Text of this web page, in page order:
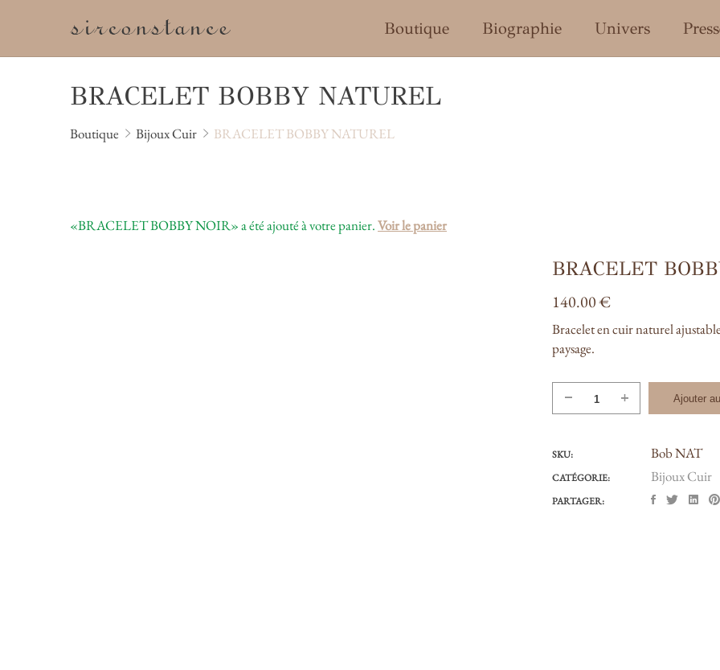
Boutique Biographie Univers
BRACELET BOBBY NATUREL
Boutique Bijoux Cuir BRACELET BOBBY NATUREL
«BRACELET BOBBY NOIR» a été ajouté à votre panier.Voir le panier
BRACELET
140.00€
Bracelet en cuir naturel
paysage.
quantité
de
NATUREL
Ajouter
SKU: Bob NAT
CATÉGORIE: Bijoux Cuir
PARTAGER: